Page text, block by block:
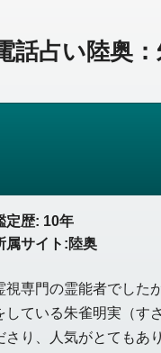
話占い陸奥
定歴: 10年
属サイト:陸奥
視専門の霊能者でした
している朱雀明実（す
さり、人気がとてもあ